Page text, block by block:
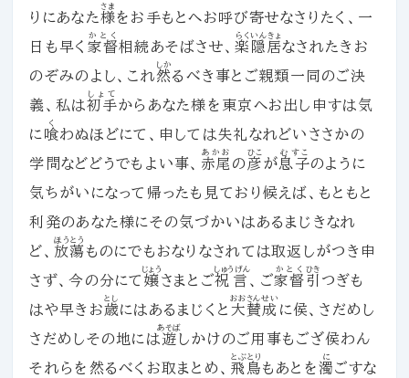
りにあなた様
さま
をお手もとへお呼び寄せなさりたく、一
日も早く 家督
かとく
相続あそばさせ、楽隠居
らくいんきょ
なされたきお
のぞみのよし、これ然
しか
るべき事とご親類一同のご決
義、私は初手
しょて
からあなた様を東京へお出し申すは気
に喰
く
わぬほどにて、申しては失礼なれどいささかの
学問などどうでもよい事、 赤尾
あかお
の 彦
ひこ
が息子
むすこ
のように
気ちがいになって帰ったも見ており候えば、もともと
利発のあなた様にその気づかいはあるまじきなれ
ど、 放蕩
ほうとう
ものにでもおなりなされては取返しがつき申
さず、今の分にて 嬢
じょう
さまとご祝言
しゅうげん
、ご家督
かとく
引
ひき
つぎも
はや早きお歳
とし
にはあるまじくと 大賛成
おおさんせい
に侯、さだめし
さだめしその地には遊
あそば
しかけのご用事もござ侯わん
それらを然るべくお取まとめ、 飛鳥
とぶとり
もあとを濁
に
ごすな